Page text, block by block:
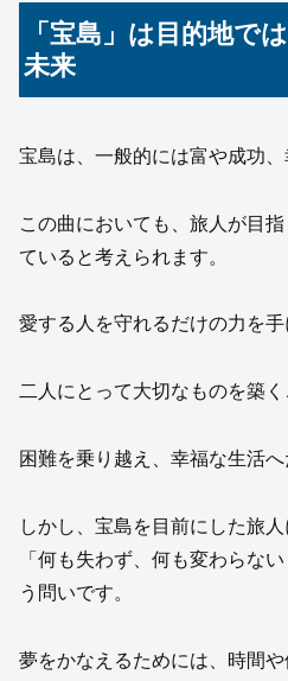
「宝島」は目的地で
未来
宝島は、一般的には富や成功、
この曲においても、旅人が目
ていると考えられます。
愛する人を守れるだけの力を手
二人にとって大切なものを築く
困難を乗り越え、幸福な生活へ
しかし、宝島を目前にした旅
「何も失わず、何も変わらな
う問いです。
夢をかなえるためには、時間